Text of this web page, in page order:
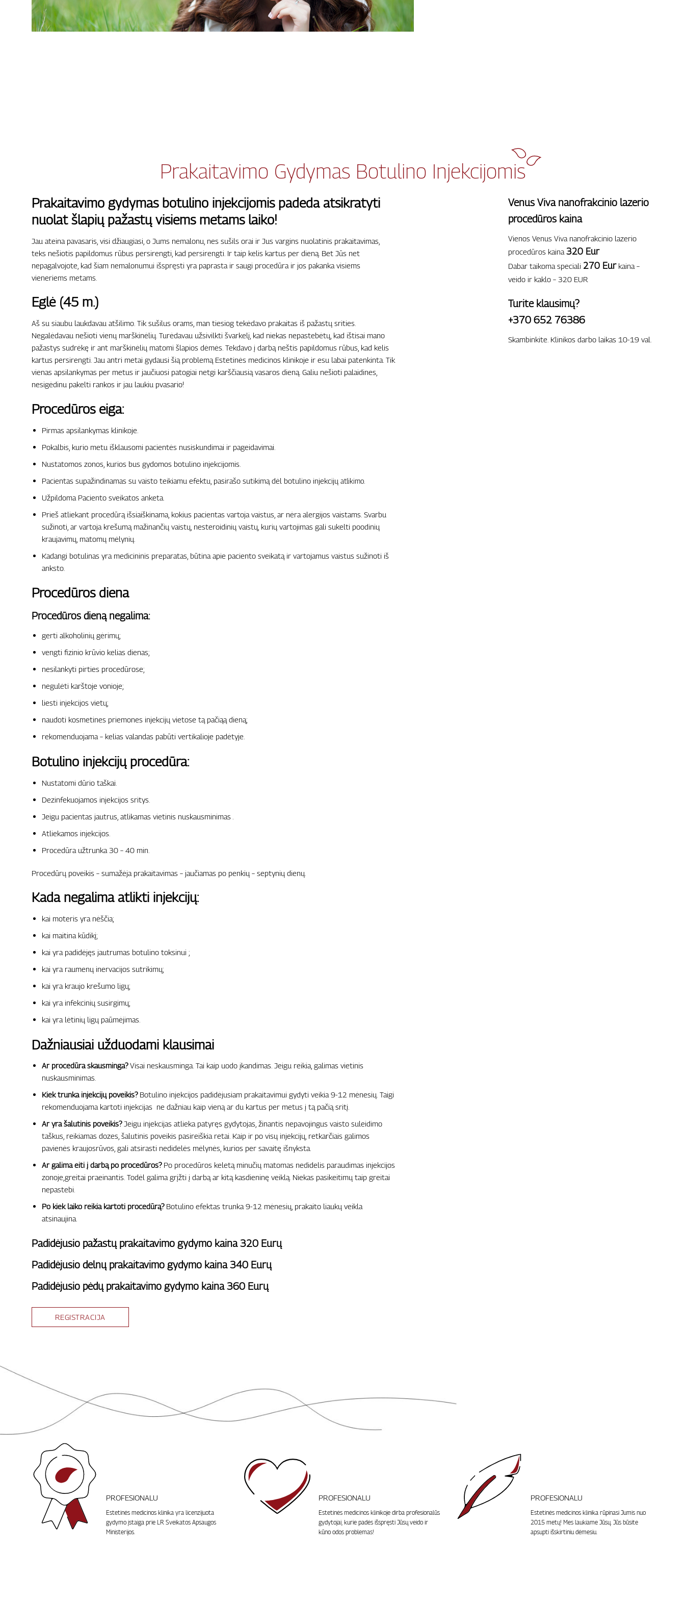
Prakaitavimo Gydymas Botulino Injekcijomis
Prakaitavimo gydymas botulino injekcijomis padeda atsikratyti
nuolat šlapių pažastų visiems metams laiko!
Jau ateina pavasaris, visi džiaugiasi, o Jums nemalonu, nes sušils orai ir Jus vargins nuolatinis prakaitavimas,
teks nešiotis papildomus rūbus persirengti, kad persirengti. Ir taip kelis kartus per dieną. Bet Jūs net
nepagalvojote, kad šiam nemalonumui išspręsti yra paprasta ir saugi procedūra ir jos pakanka visiems
vieneriems metams.
Eglė (45 m.)
Aš su siaubu laukdavau atšilimo. Tik sušilus orams, man tiesiog tekėdavo prakaitas iš pažastų srities.
Negalėdavau nešioti vienų marškinėlių. Turėdavau užsivilkti švarkelį, kad niekas nepastebėtų, kad ištisai mano
pažastys sudrėkę ir ant marškinėlių matomi šlapios dėmės. Tekdavo į darbą neštis papildomus rūbus, kad kelis
kartus persirengti. Jau antri metai gydausi šią problemą Estetinės medicinos klinikoje ir esu labai patenkinta. Tik
vienas apsilankymas per metus ir jaučiuosi patogiai netgi karščiausią vasaros dieną. Galiu nešioti palaidines,
nesigėdinu pakelti rankos ir jau laukiu pvasario!
Procedūros eiga:
Pirmas apsilankymas klinikoje.
Pokalbis, kurio metu išklausomi pacientės nusiskundimai ir pageidavimai.
Nustatomos zonos, kurios bus gydomos botulino injekcijomis.
Pacientas supažindinamas su vaisto teikiamu efektu, pasirašo sutikimą dėl botulino injekcijų atlikimo.
Užpildoma Paciento sveikatos anketa.
Prieš atliekant procedūrą išsiaiškinama, kokius pacientas vartoja vaistus, ar nėra alergijos vaistams. Svarbu
sužinoti, ar vartoja krešumą mažinančių vaistų, nesteroidinių vaistų, kurių vartojimas gali sukelti poodinių
kraujavimų, matomų mėlynių.
Kadangi botulinas yra medicininis preparatas, būtina apie paciento sveikatą ir vartojamus vaistus sužinoti iš
anksto.
Procedūros diena
Procedūros dieną negalima:
gerti alkoholinių gėrimų;
vengti fizinio krūvio kelias dienas;
nesilankyti pirties procedūrose;
negulėti karštoje vonioje;
liesti injekcijos vietų;
naudoti kosmetines priemones injekcijų vietose tą pačiąą dieną;
rekomenduojama – kelias valandas pabūti vertikalioje padėtyje.
Botulino injekcijų procedūra:
Nustatomi dūrio taškai.
Dezinfekuojamos injekcijos sritys.
Jeigu pacientas jautrus, atlikamas vietinis nuskausminimas .
Atliekamos injekcijos.
Procedūra užtrunka 30 – 40 min.
Procedūrų poveikis – sumažėja prakaitavimas – jaučiamas po penkių – septynių dienų.
Kada negalima atlikti injekcijų:
kai moteris yra nėščia;
kai maitina kūdikį;
kai yra padidėjęs jautrumas botulino toksinui ;
kai yra raumenų inervacijos sutrikimų;
kai yra kraujo krešumo ligų;
kai yra infekcinių susirgimų;
kai yra lėtinių ligų paūmėjimas.
Dažniausiai užduodami klausimai
Ar procedūra skausminga?Visai neskausminga. Tai kaip uodo įkandimas. Jeigu reikia, galimas vietinis
nuskausminimas.
Kiek trunka injekcijų poveikis?Botulino injekcijos padidėjusiam prakaitavimui gydyti veikia 9-12 mėnesių. Taigi
rekomenduojama kartoti injekcijas ne dažniau kaip vieną ar du kartus per metus į tą pačią sritį.
Ar yra šalutinis poveikis?Jeigu injekcijas atlieka patyręs gydytojas, žinantis nepavojingus vaisto suleidimo
taškus, reikiamas dozes, šalutinis poveikis pasireiškia retai. Kaip ir po visų injekcijų, retkarčiais galimos
pavienės kraujosrūvos, gali atsirasti nedidelės mėlynės, kurios per savaitę išnyksta.
Ar galima eiti į darbą po procedūros?Po procedūros keletą minučių matomas nedidelis paraudimas injekcijos
zonoje,greitai praeinantis. Todėl galima grįžti į darbą ar kitą kasdieninę veiklą. Niekas pasikeitimų taip greitai
nepastebi.
Po kiek laiko reikia kartoti procedūrą?Botulino efektas trunka 9-12 mėnesių, prakaito liaukų veikla
atsinaujina.
Padidėjusio pažastų prakaitavimo gydymo kaina 320 Eurų
Padidėjusio delnų prakaitavimo gydymo kaina 340 Eurų
Padidėjusio pėdų prakaitavimo gydymo kaina 360 Eurų
REGISTRACIJA
Venus Viva nanofrakcinio lazerio
procedūros kaina
Vienos Venus Viva nanofrakcinio lazerio
procedūros kaina320 Eur
Dabar taikoma speciali 270 Eurkaina –
veido ir kaklo – 320 EUR
Turite klausimų?
+370 652 76386
Skambinkite. Klinikos darbo laikas 10-19 val.
PROFESIONALU
Estetinės medicinos klinika yra licenzijuota
gydymo įstaiga prie LR Sveikatos Apsaugos
Ministerijos.
PROFESIONALU
Estetinės medicinos klinikoje dirba profesionalūs
gydytojai, kurie padės išspręsti Jūsų veido ir
kūno odos problemas!
PROFESIONALU
Estetinės medicinos klinika rūpinasi Jumis nuo
2015 metų! Mes laukiame Jūsų. Jūs būsite
apsupti išskirtiniu dėmesiu.